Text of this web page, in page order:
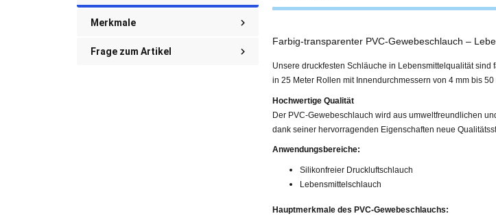
Merkmale
Frage zum Artikel
Farbig-transparenter PVC-Gewebeschlauch –
Unsere druckfesten Schläuche in Lebensmittelqualität
in 25 Meter Rollen mit Innendurchmessern von 4 mm bis
Hochwertige Qualität
Der PVC-Gewebeschlauch wird aus umweltfreundlichen
dank seiner hervorragenden Eigenschaften neue
Anwendungsbereiche:
Silikonfreier Druckluftschlauch
Lebensmittelschlauch
Hauptmerkmale des PVC-Gewebeschlauchs: